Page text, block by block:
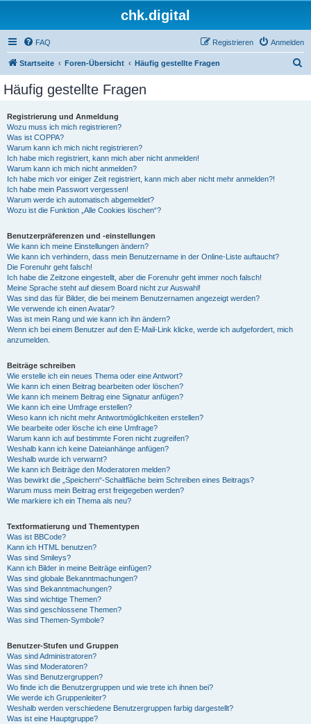
chk.digital
FAQ Anmelden
Registrieren
Startseite Foren-Übersicht Häufig gestellte Fragen
Häufig gestellte Fragen
Registrierung und Anmeldung
Wozu muss ich mich registrieren?
Was ist COPPA?
Warum kann ich mich nicht registrieren?
Ich habe mich registriert, kann mich aber nicht anmelden!
Warum kann ich mich nicht anmelden?
Ich habe mich vor einiger Zeit registriert, kann mich aber nicht mehr anmelden?!
Ich habe mein Passwort vergessen!
Warum werde ich automatisch abgemeldet?
Wozu ist die Funktion „Alle Cookies löschen“?
Benutzerpräferenzen und -einstellungen
Wie kann ich meine Einstellungen ändern?
Wie kann ich verhindern, dass mein Benutzername in der Online-Liste auftaucht?
Die Forenuhr geht falsch!
Ich habe die Zeitzone eingestellt, aber die Forenuhr geht immer noch falsch!
Meine Sprache steht auf diesem Board nicht zur Auswahl!
Was sind das für Bilder, die bei meinem Benutzernamen angezeigt werden?
Wie verwende ich einen Avatar?
Was ist mein Rang und wie kann ich ihn ändern?
Wenn ich bei einem Benutzer auf den E-Mail-Link klicke, werde ich aufgefordert, mich
anzumelden.
Beiträge schreiben
Wie erstelle ich ein neues Thema oder eine Antwort?
Wie kann ich einen Beitrag bearbeiten oder löschen?
Wie kann ich meinem Beitrag eine Signatur anfügen?
Wie kann ich eine Umfrage erstellen?
Wieso kann ich nicht mehr Antwortmöglichkeiten erstellen?
Wie bearbeite oder lösche ich eine Umfrage?
Warum kann ich auf bestimmte Foren nicht zugreifen?
Weshalb kann ich keine Dateianhänge anfügen?
Weshalb wurde ich verwarnt?
Wie kann ich Beiträge den Moderatoren melden?
Was bewirkt die „Speichern“-Schaltfläche beim Schreiben eines Beitrags?
Warum muss mein Beitrag erst freigegeben werden?
Wie markiere ich ein Thema als neu?
Textformatierung und Thementypen
Was ist BBCode?
Kann ich HTML benutzen?
Was sind Smileys?
Kann ich Bilder in meine Beiträge einfügen?
Was sind globale Bekanntmachungen?
Was sind Bekanntmachungen?
Was sind wichtige Themen?
Was sind geschlossene Themen?
Was sind Themen-Symbole?
Benutzer-Stufen und Gruppen
Was sind Administratoren?
Was sind Moderatoren?
Was sind Benutzergruppen?
Wo finde ich die Benutzergruppen und wie trete ich ihnen bei?
Wie werde ich Gruppenleiter?
Weshalb werden verschiedene Benutzergruppen farbig dargestellt?
Was ist eine Hauptgruppe?